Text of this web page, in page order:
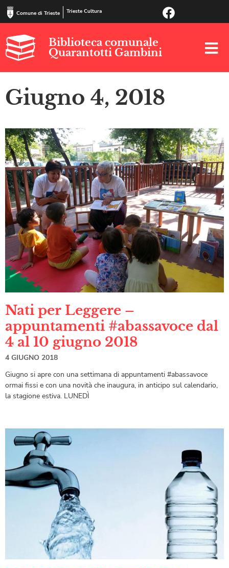
Comune di Trieste Trieste Cultura
Biblioteca comunale
Quarantotti Gambini
Giugno 4, 2018
Nati per Leggere –
appuntamenti #abassavoce dal
4 al 10 giugno 2018
4 GIUGNO 2018
Giugno si apre con una settimana di appuntamenti #abassavoce
ormai fissi e con una novità che inaugura, in anticipo sul calendario,
la stagione estiva. LUNEDÌ